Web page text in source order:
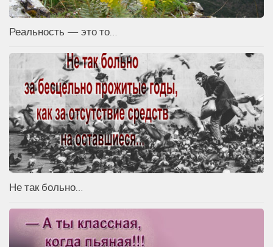
Реальность — это то…
Не так больно…